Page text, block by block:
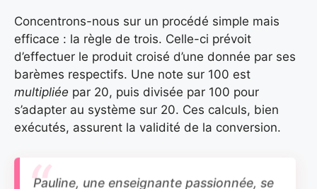
Concentrons-nous sur un procédé simple mais
efficace : la règle de trois. Celle-ci prévoit
d’effectuer le produit croisé d’une donnée par ses
barèmes respectifs. Une note sur 100 est
multipliée par 20, puis divisée par 100 pour
s’adapter au système sur 20. Ces calculs, bien
exécutés, assurent la validité de la conversion.
Pauline, une enseignante passionnée, se